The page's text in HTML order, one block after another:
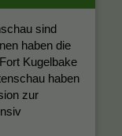
sind
haben die
Kugelbake
haben
zur